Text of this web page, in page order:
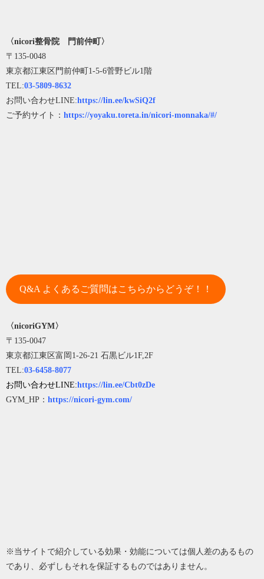
〈nicori整骨院 門前仲町〉
〒135-0048
東京都江東区門前仲町1-5-6菅野ビル1階
TEL:03-5809-8632
お問い合わせLINE:https://lin.ee/kwSiQ2f
ご予約サイト： https://yoyaku.toreta.in/nicori-monnaka/#/
Q&A よくあるご質問はこちらからどうぞ！！
〈nicoriGYM〉
〒135-0047
東京都江東区富岡1-26-21 石黒ビル1F,2F
TEL:03-6458-8077
お問い合わせLINE:https://lin.ee/Cbt0zDe
GYM_HP： https://nicori-gym.com/
※当サイトで紹介している効果・効能については個人差のあるもの
であり、必ずしもそれを保証するものではありません。